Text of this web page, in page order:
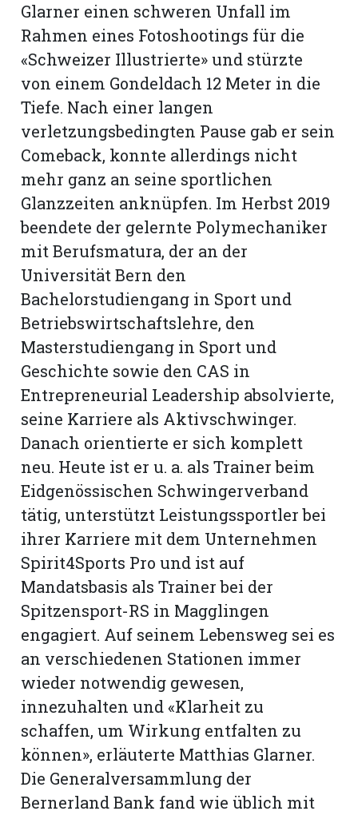
Glarner einen schweren Unfall im
Rahmen eines Fotoshootings für die
«Schweizer Illustrierte» und stürzte
von einem Gondeldach 12 Meter in die
Tiefe. Nach einer langen
verletzungsbedingten Pause gab er sein
Comeback, konnte allerdings nicht
mehr ganz an seine sportlichen
Glanzzeiten anknüpfen. Im Herbst 2019
beendete der gelernte Polymechaniker
mit Berufsmatura, der an der
Universität Bern den
Bachelorstudiengang in Sport und
Betriebswirtschaftslehre, den
Masterstudiengang in Sport und
Geschichte sowie den CAS in
Entrepreneurial Leadership absolvierte,
seine Karriere als Aktivschwinger.
Danach orientierte er sich komplett
neu. Heute ist er u. a. als Trainer beim
Eidgenössischen Schwingerverband
tätig, unterstützt Leistungssportler bei
ihrer Karriere mit dem Unternehmen
Spirit4Sports Pro und ist auf
Mandatsbasis als Trainer bei der
Spitzensport-RS in Magglingen
engagiert. Auf seinem Lebensweg sei es
an verschiedenen Stationen immer
wieder notwendig gewesen,
innezuhalten und «Klarheit zu
schaffen, um Wirkung entfalten zu
können», erläuterte Matthias Glarner.
Die Generalversammlung der
Bernerland Bank fand wie üblich mit